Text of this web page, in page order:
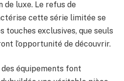
de luxe. Le refus de
cette série limitée se
touches exclusives, que seuls
l’opportunité de découvrir.
équipements font